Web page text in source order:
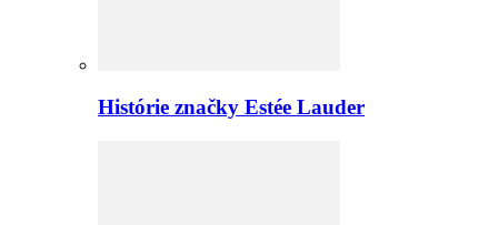
Histórie značky Estée Lauder